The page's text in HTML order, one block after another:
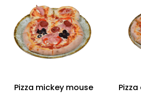
Pizza mickey mouse